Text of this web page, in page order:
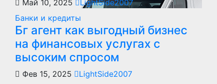
Май 10, 2025
LightSide2007
Банки и кредиты
Бг агент как выгодный бизнес
на финансовых услугах с
высоким спросом
Фев 15, 2025
LightSide2007